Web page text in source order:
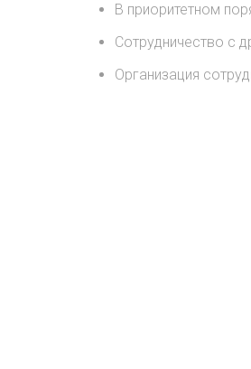
В приоритетном
Сотрудничество с
Организация